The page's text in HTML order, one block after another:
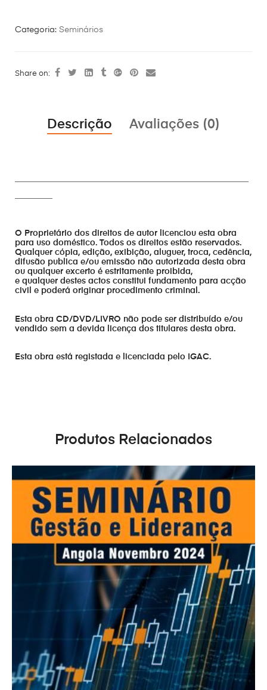
Categoria: Seminários
Share on:
Descrição Avaliações (0)
O Proprietário dos direitos de autor licenciou esta obra
para uso doméstico. Todos os direitos estão reservados.
Qualquer cópia, edição, exibição, aluguer, troca, cedência,
difusão publica e/ou emissão não autorizada desta obra
ou qualquer excerto é estritamente proibida,
e qualquer destes actos constitui fundamento para acção
civil e poderá originar procedimento criminal.
Esta obra CD/DVD/LIVRO não pode ser distribuído e/ou
vendido sem a devida licença dos titulares desta obra.
Esta obra está registada e licenciada pelo IGAC.
Produtos Relacionados